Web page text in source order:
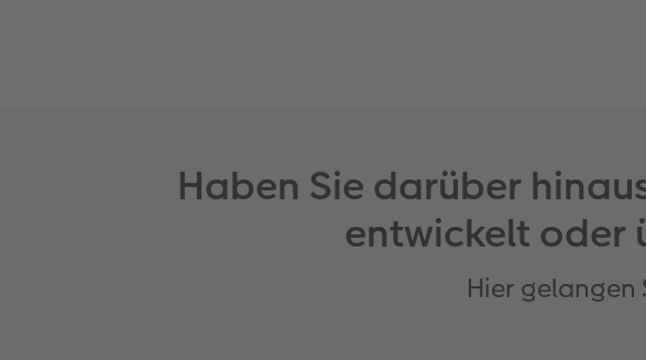
Haben Sie darüber
entwickelt oder
Hier gelangen